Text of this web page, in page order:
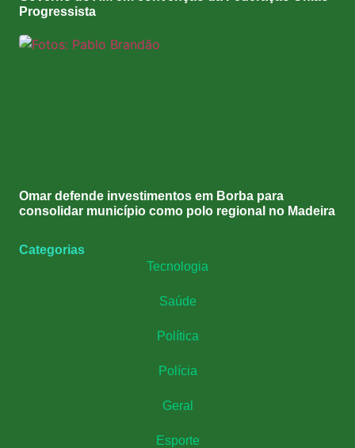
Progressista
Omar defende investimentos em Borba para
consolidar município como polo regional no Madeira
Categorias
Tecnologia
Saúde
Política
Polícia
Geral
Esporte